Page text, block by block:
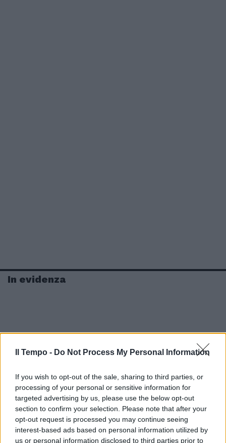
Il Tempo - Do Not Process My Personal Information
If you wish to opt-out of the sale, sharing to third parties, or
processing of your personal or sensitive information for
targeted advertising by us, please use the below opt-out
section to confirm your selection. Please note that after your
opt-out request is processed you may continue seeing
interest-based ads based on personal information utilized by
us or personal information disclosed to third parties prior to
In evidenza